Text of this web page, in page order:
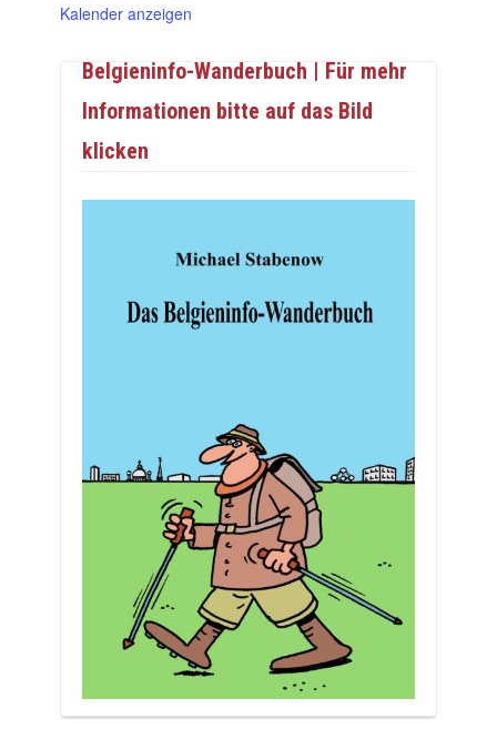
Kalender anzeigen
Belgieninfo-Wanderbuch | Für mehr
Informationen bitte auf das Bild
klicken